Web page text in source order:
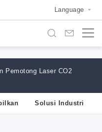
Language
Pemotong Laser CO2
Solusi Industri